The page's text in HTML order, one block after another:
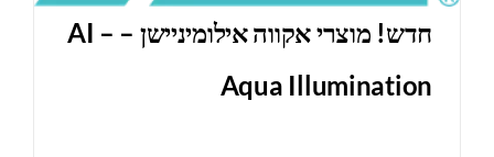
חדש! מוצרי אקווה אילומיניישן – AI –
Aqua Illumination